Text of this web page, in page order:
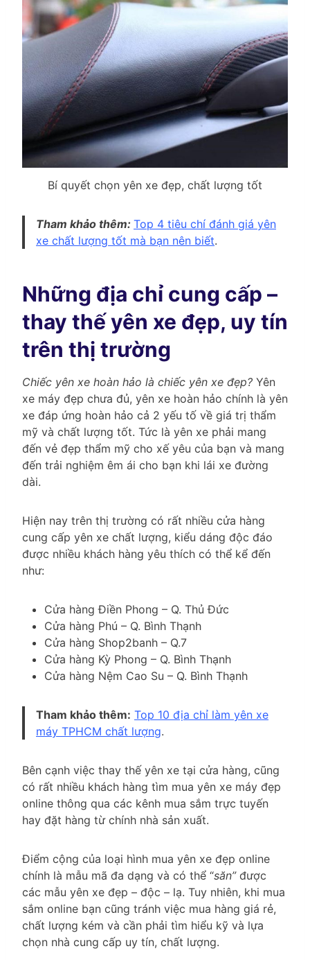
Bí quyết chọn yên xe đẹp, chất lượng tốt
Tham khảo thêm: Top 4 tiêu chí đánh giá yên
xe chất lượng tốt mà bạn nên biết.
Những địa chỉ cung cấp –
thay thế yên xe đẹp, uy tín
trên thị trường
Chiếc yên xe hoàn hảo là chiếc yên xe đẹp? Yên
xe máy đẹp chưa đủ, yên xe hoàn hảo chính là yên
xe đáp ứng hoàn hảo cả 2 yếu tố về giá trị thẩm
mỹ và chất lượng tốt. Tức là yên xe phải mang
đến vẻ đẹp thẩm mỹ cho xế yêu của bạn và mang
đến trải nghiệm êm ái cho bạn khi lái xe đường
dài.
Hiện nay trên thị trường có rất nhiều cửa hàng
cung cấp yên xe chất lượng, kiểu dáng độc đáo
được nhiều khách hàng yêu thích có thể kể đến
như:
Cửa hàng Điền Phong – Q. Thủ Đức
Cửa hàng Phú – Q. Bình Thạnh
Cửa hàng Shop2banh – Q.7
Cửa hàng Kỳ Phong – Q. Bình Thạnh
Cửa hàng Nệm Cao Su – Q. Bình Thạnh
Tham khảo thêm: Top 10 địa chỉ làm yên xe
máy TPHCM chất lượng.
Bên cạnh việc thay thế yên xe tại cửa hàng, cũng
có rất nhiều khách hàng tìm mua yên xe máy đẹp
online thông qua các kênh mua sắm trực tuyến
hay đặt hàng từ chính nhà sản xuất.
Điểm cộng của loại hình mua yên xe đẹp online
chính là mẫu mã đa dạng và có thể “săn” được
các mẫu yên xe đẹp – độc – lạ. Tuy nhiên, khi mua
sắm online bạn cũng tránh việc mua hàng giá rẻ,
chất lượng kém và cần phải tìm hiểu kỹ và lựa
chọn nhà cung cấp uy tín, chất lượng.